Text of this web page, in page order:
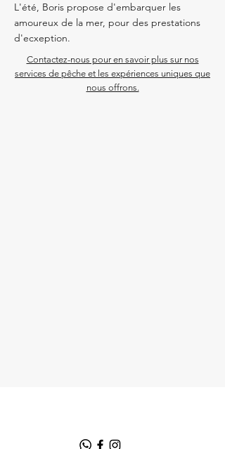
L'été, Boris propose d'embarquer les
amoureux de la mer, pour des prestations
d'ecxeption.
Contactez-nous pour en savoir plus sur nos
services de pêche et les expériences uniques que
nous offrons.